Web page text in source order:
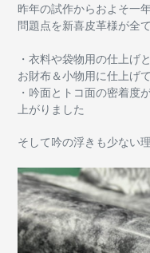
昨年の試作から およそ一
問題点を新喜皮革様が全
・衣料や袋物用の仕上げ
お財布＆小物用に仕上げ
・吟面とトコ面の密着度
上がりました
そして吟の浮きも少ない